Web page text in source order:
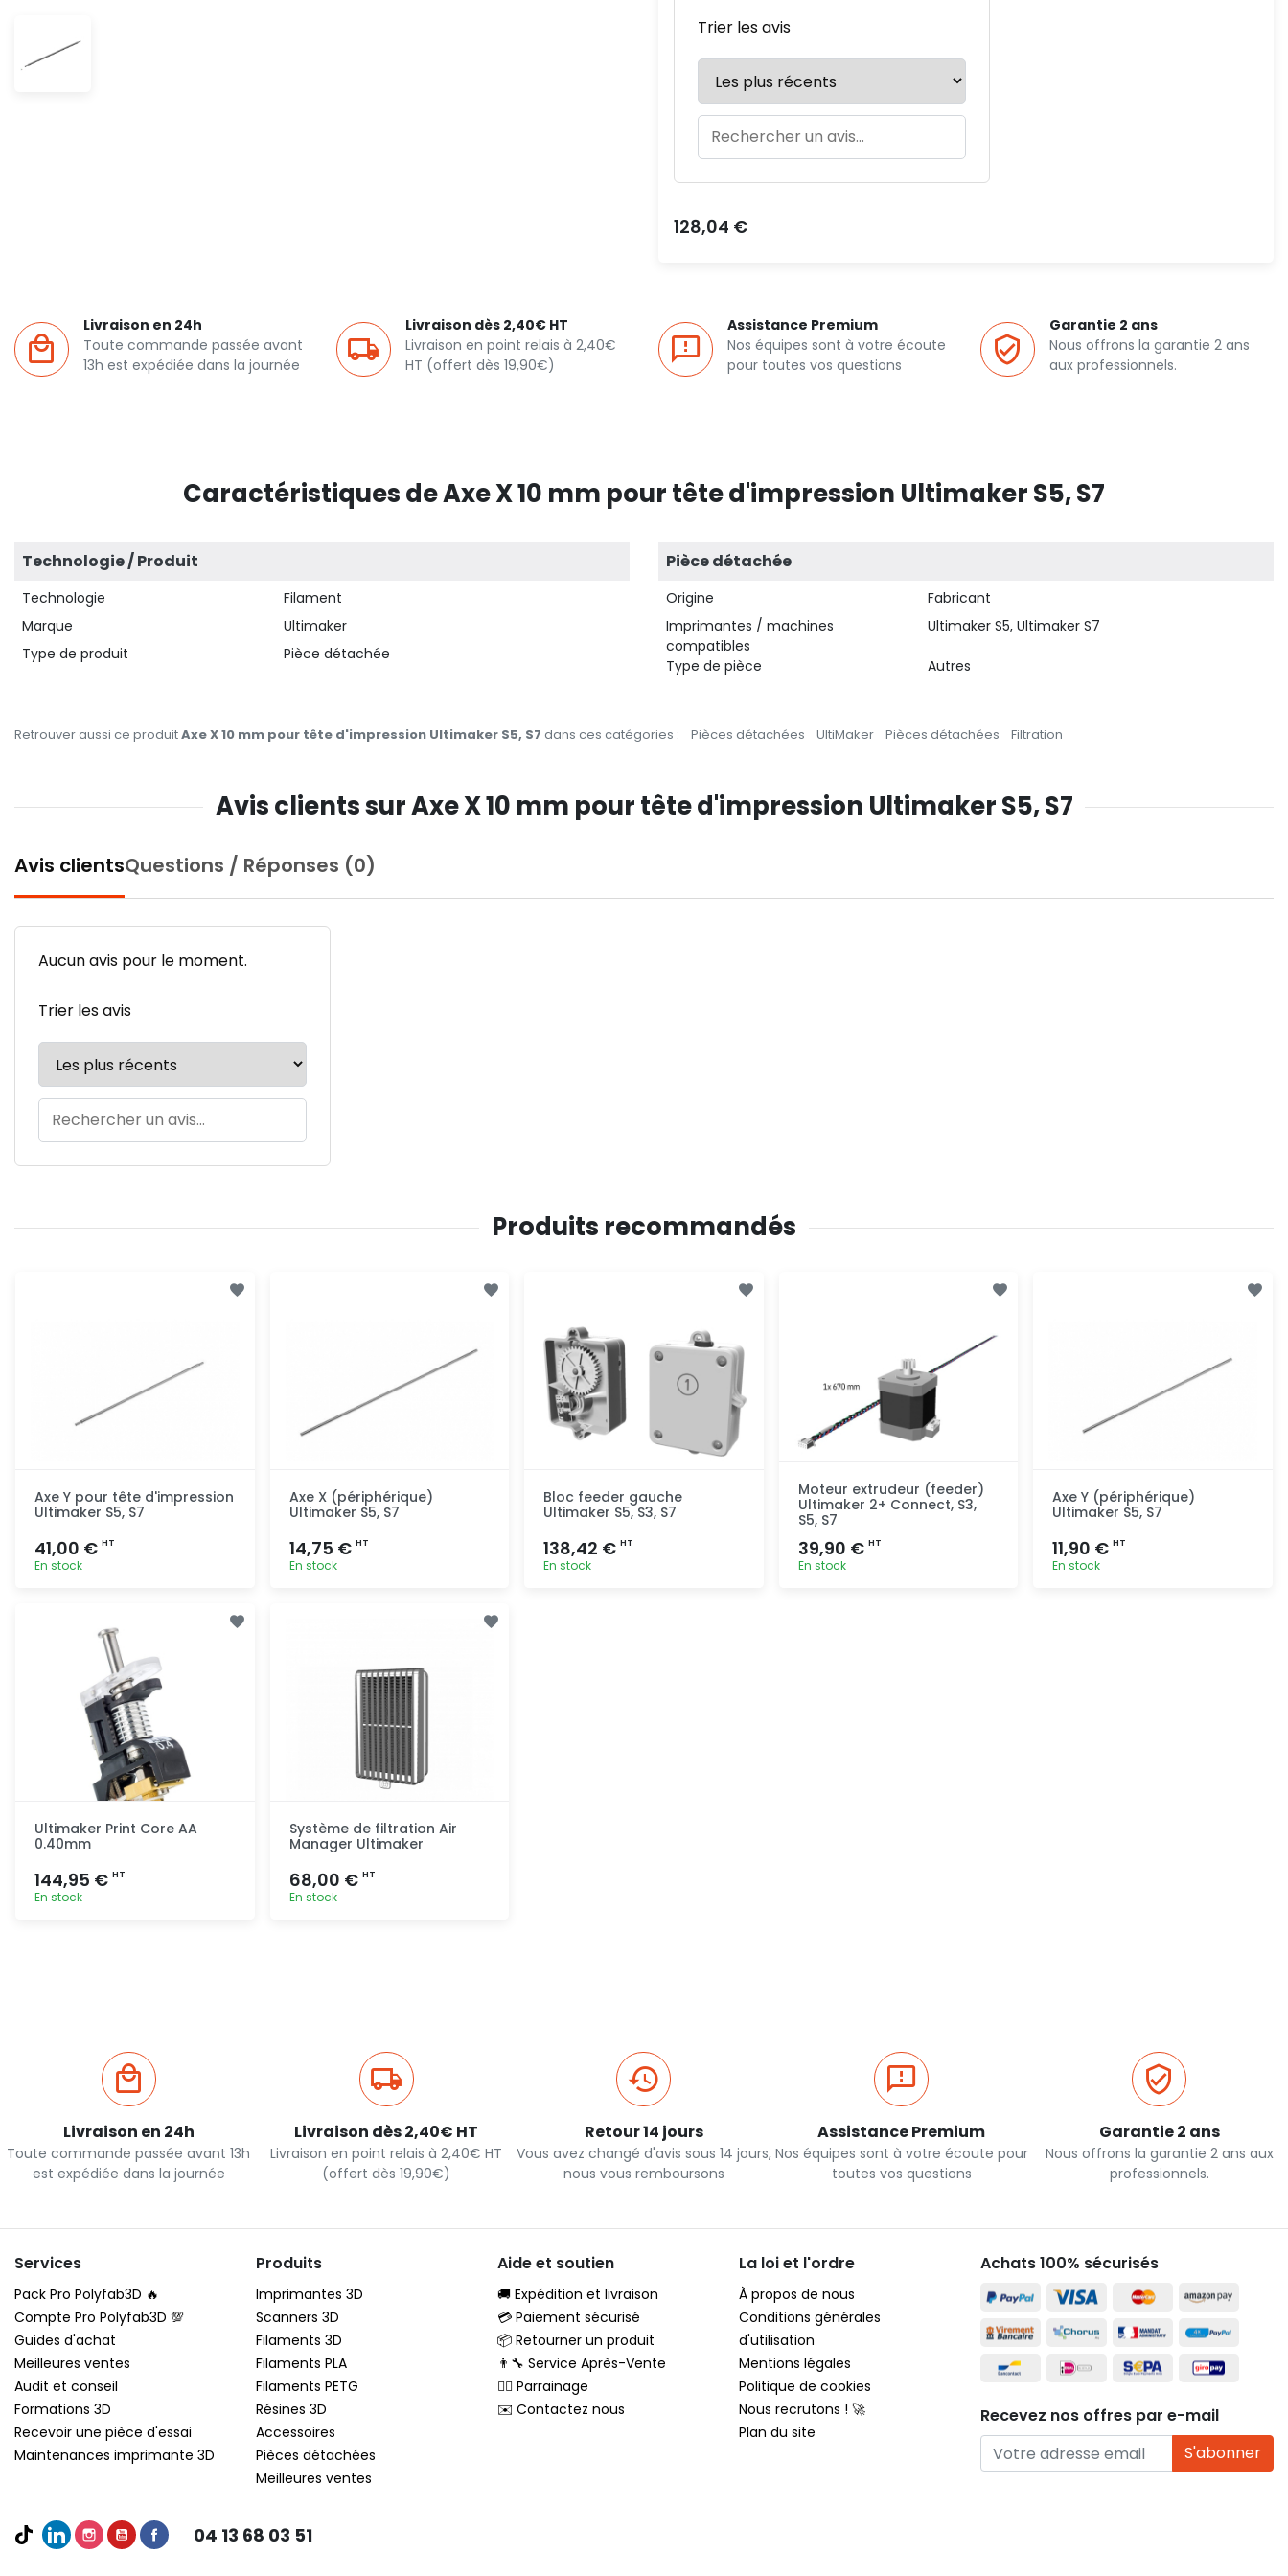
Trier les avis
Prix
128,04 €
Livraison en 24h
Toute commande passée avant
13h est expédiée dans la journée
Livraison dès 2,40€ HT
Livraison en point relais à 2,40€
HT (offert dès 19,90€)
Assistance Premium
Nos équipes sont à votre écoute
pour toutes vos questions
Garantie 2 ans
Nous offrons la garantie 2 ans
aux professionnels.
Caractéristiques de Axe X 10 mm pour tête d'impression Ultimaker S5, S7
Technologie / Produit
Technologie
Filament
Marque
Ultimaker
Type de produit
Pièce détachée
Pièce détachée
Origine
Fabricant
Imprimantes / machines
compatibles
Ultimaker S5, Ultimaker S7
Type de pièce Autres
Retrouver aussi ce produitAxe X 10 mm pour tête d'impression Ultimaker S5, S7 dans ces catégories : Pièces détachées UltiMaker Pièces détachées Filtration
Avis clients sur Axe X 10 mm pour tête d'impression Ultimaker S5, S7
Avis clientsQuestions / Réponses (0)
Aucun avis pour le moment.
Trier les avis
Produits recommandés
Axe Y pour tête d'impression
Ultimaker S5, S7
41,00 € HT
En stock
Axe X (périphérique)
Ultimaker S5, S7
14,75 € HT
En stock
Bloc feeder gauche
Ultimaker S5, S3, S7
138,42 €HT
En stock
Moteur extrudeur (feeder)
Ultimaker 2+ Connect, S3,
S5, S7
39,90 € HT
En stock
Axe Y (périphérique)
Ultimaker S5, S7
11,90 €HT
En stock
Ultimaker Print Core AA
0.40mm
144,95 € HT
En stock
Système de filtration Air
Manager Ultimaker
68,00 € HT
En stock
Livraison en 24h
Toute commande passée avant 13h
est expédiée dans la journée
Livraison dès 2,40€ HT
Livraison en point relais à 2,40€ HT
(offert dès 19,90€)
Retour 14 jours
Vous avez changé d'avis sous 14 jours,
nous vous remboursons
Assistance Premium
Nos équipes sont à votre écoute pour
toutes vos questions
Garantie 2 ans
Nous offrons la garantie 2 ans aux
professionnels.
Services
Pack Pro Polyfab3D 🔥
Compte Pro Polyfab3D 💯
Guides d'achat
Meilleures ventes
Audit et conseil
Formations 3D
Recevoir une pièce d'essai
Maintenances imprimante 3D
Produits
Imprimantes 3D
Scanners 3D
Filaments 3D
Filaments PLA
Filaments PETG
Résines 3D
Accessoires
Pièces détachées
Meilleures ventes
Aide et soutien
🚚 Expédition et livraison
💳 Paiement sécurisé
📦 Retourner un produit
👨‍🔧 Service Après-Vente
🦸‍♂️ Parrainage
✉️ Contactez nous
La loi et l'ordre
À propos de nous
Conditions générales
d'utilisation
Mentions légales
Politique de cookies
Nous recrutons ! 🚀
Plan du site
04 13 68 03 51
Achats 100% sécurisés
Recevez nos offres par e-mail
S'abonner